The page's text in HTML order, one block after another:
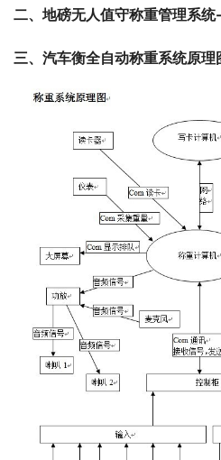
二、地磅无人值守称重管理系
三、汽车衡全自动称重系统原理